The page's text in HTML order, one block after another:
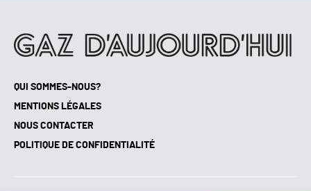
QUI SOMMES-NOUS?
MENTIONS LÉGALES
NOUS CONTACTER
POLITIQUE DE CONFIDENTIALITÉ